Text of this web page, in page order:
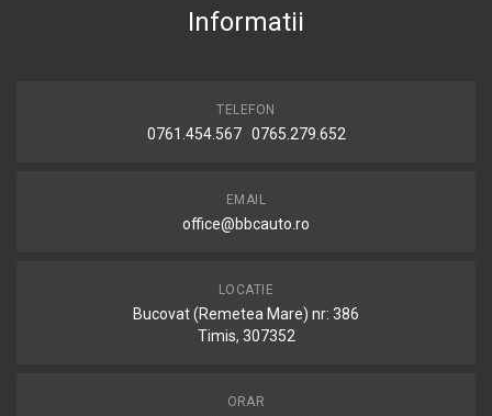
Informatii
TELEFON
0761.454.567 0765.279.652
EMAIL
office@bbcauto.ro
LOCATIE
Bucovat (Remetea Mare) nr: 386
Timis, 307352
ORAR